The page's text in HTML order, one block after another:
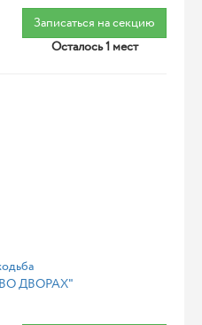
Записаться на секцию
Осталось 1 мест
ДВОРАХ"